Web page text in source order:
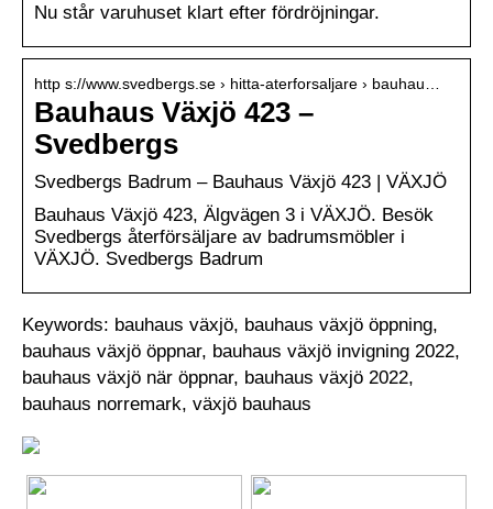
Nu står varuhuset klart efter fördröjningar.
http s://www.svedbergs.se › hitta-aterforsaljare › bauhau…
Bauhaus Växjö 423 –
Svedbergs
Svedbergs Badrum – Bauhaus Växjö 423 | VÄXJÖ
Bauhaus Växjö 423, Älgvägen 3 i VÄXJÖ. Besök
Svedbergs återförsäljare av badrumsmöbler i
VÄXJÖ. Svedbergs Badrum
Keywords: bauhaus växjö, bauhaus växjö öppning,
bauhaus växjö öppnar, bauhaus växjö invigning 2022,
bauhaus växjö när öppnar, bauhaus växjö 2022,
bauhaus norremark, växjö bauhaus